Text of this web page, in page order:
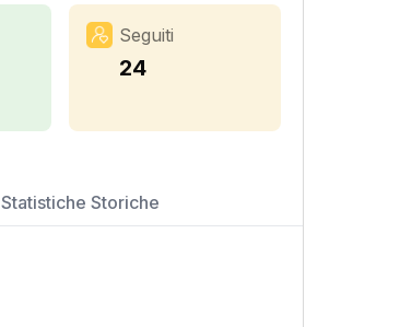
Seguiti
24
Statistiche Storiche